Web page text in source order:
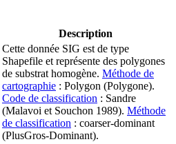
Description
Cette donnée SIG est de type
Shapefile et représente des polygones
de substrat homogène. Méthode de
cartographie : Polygon (Polygone).
Code de classification : Sandre
(Malavoi et Souchon 1989). Méthode
de classification : coarser-dominant
(PlusGros-Dominant).